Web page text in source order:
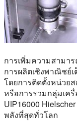
การเพิ่มความสามา
การผลิตเชิงพาณิชย์
โดยการติดตั้งหน่วย
หรือการรวมกลุ่มเค
UIP16000
พลังที่สุดทั่วโลก